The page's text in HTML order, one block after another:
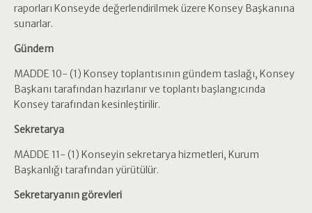
raporları Konseyde değerlendirilmek üzere Konsey Başkanına
sunarlar.
Gündem
MADDE 10- (1) Konsey toplantısının gündem taslağı, Konsey
Başkanı tarafından hazırlanır ve toplantı başlangıcında
Konsey tarafından kesinleştirilir.
Sekretarya
MADDE 11- (1) Konseyin sekretarya hizmetleri, Kurum
Başkanlığı tarafından yürütülür.
Sekretaryanın görevleri